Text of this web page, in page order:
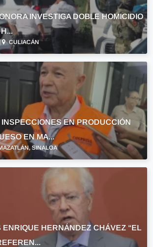
INVESTIGA DOBLE HOMICIDIO
CULIACÁN
EN PRODUCCIÓN
EN MA...
SINALOA
ENRIQUE HERNÁNDEZ CHÁVEZ “EL